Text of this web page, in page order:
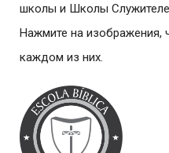
школы и Школы
Нажмите на изображения,
каждом из них.